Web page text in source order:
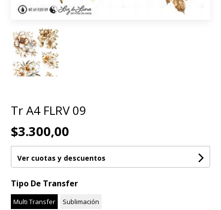
Tr A4 FLRV 09
$3.300,00
Ver cuotas y descuentos
Tipo De Transfer
Multi Transfer Sublimación